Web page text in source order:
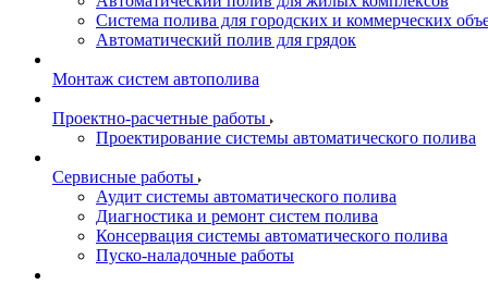
Система полива для городских и коммерческих
Автоматический полив для грядок
Монтаж систем автополива
Проектно-расчетные работы
Проектирование системы автоматического полива
Сервисные работы
Аудит системы автоматического полива
Диагностика и ремонт систем полива
Консервация системы автоматического полива
Пуско-наладочные работы